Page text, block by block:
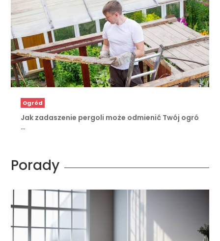
Ogród
Jak zadaszenie pergoli może odmienić Twój ogró
…
Porady